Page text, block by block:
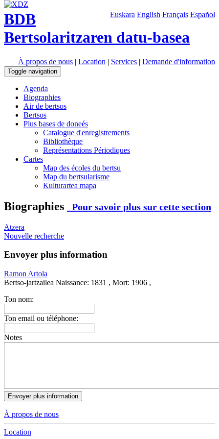
Euskara English Français Español
BDB
Bertsolaritzaren datu-basea
À propos de nous | Location | Services | Demande d'information
Toggle navigation
Agenda
Biographies
Air de bertsos
Bertsos
Plus bases de doneés
Catalogue d'enregistrements
Bibliothèque
Représentations Périodiques
Cartes
Map des écoles du bertsu
Map du bertsularisme
Kulturartea mapa
Biographies Pour savoir plus sur cette section
Atzera
Nouvelle recherche
Envoyer plus information
Ramon Artola
Bertso-jartzailea Naissance: 1831 , Mort: 1906 ,
Ton nom:
Ton email ou téléphone:
Notes
À propos de nous
Location